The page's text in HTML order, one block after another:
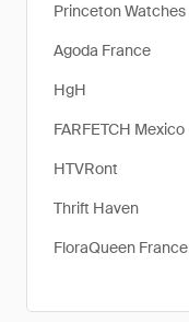
Princeton Watches
Agoda France
HgH
FARFETCH Mexico
HTVRont
Thrift Haven
FloraQueen France